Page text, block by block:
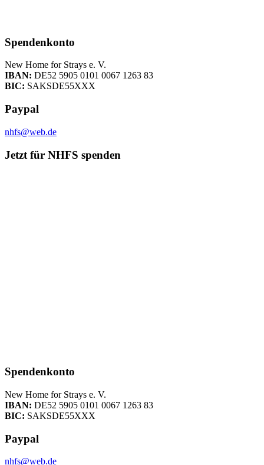
Spendenkonto
New Home for Strays e. V.
IBAN: DE52 5905 0101 0067 1263 83
BIC: SAKSDE55XXX
Paypal
nhfs@web.de
Jetzt für NHFS spenden
Spendenkonto
New Home for Strays e. V.
IBAN: DE52 5905 0101 0067 1263 83
BIC: SAKSDE55XXX
Paypal
nhfs@web.de